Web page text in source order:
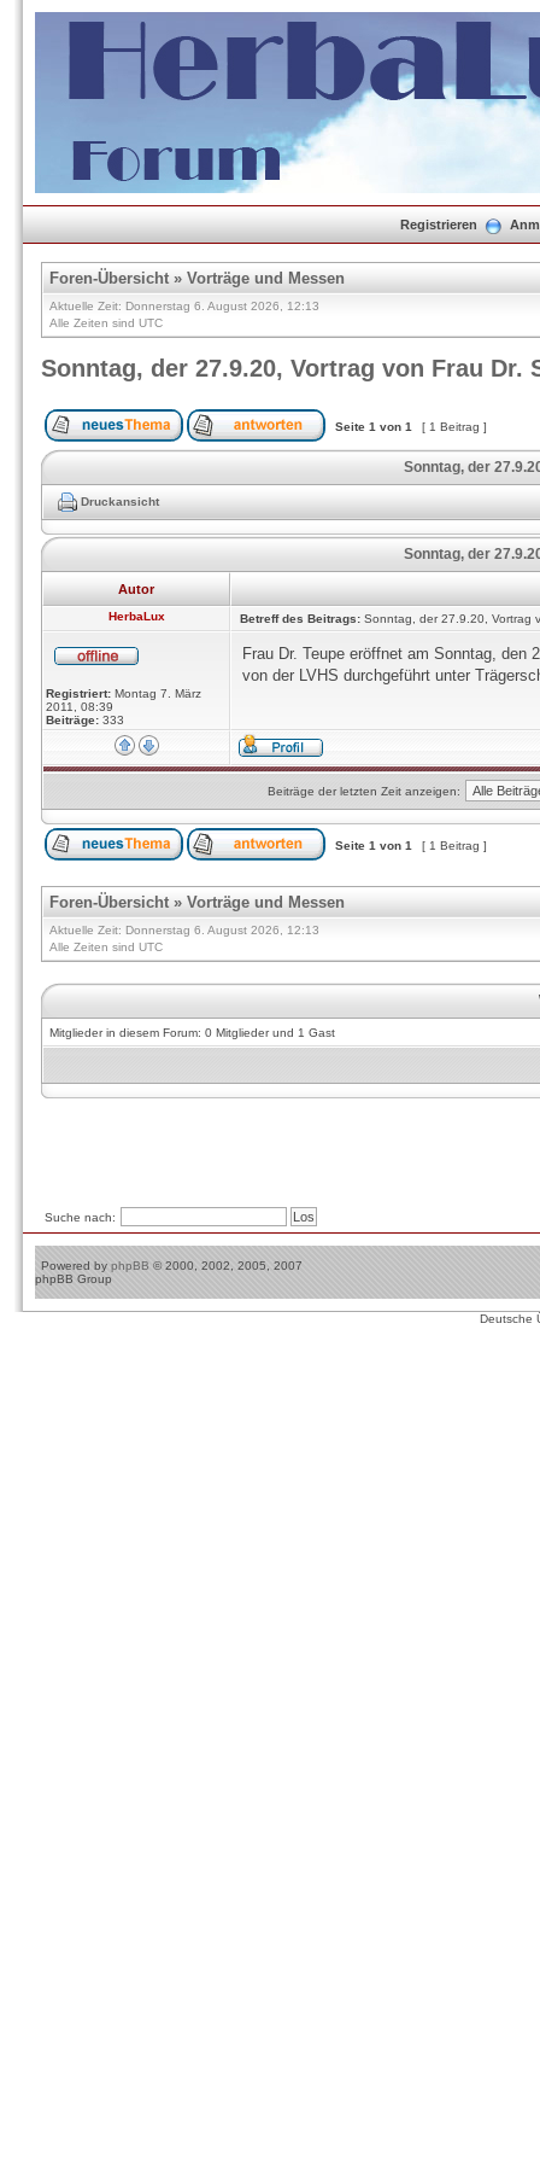
Registrieren
Foren-Übersicht» Vorträge und Messen
Aktuelle Zeit: Donnerstag 6. August 2026, 12:13
Alle Zeiten sind UTC
Sonntag, der 27.9.20, Vortrag von Frau Dr.
Seite 1 von 1 [ 1 Beitrag ]
Sonntag, der
Druckansicht
Sonntag, der
Autor
HerbaLux Betreff des Beitrags: Sonntag, der 27.9.20, Vortrag
Registriert: Montag 7. März
2011, 08:39
Beiträge: 333
Frau Dr. Teupe eröffnet am Sonntag,
von der LVHS durchgeführt unter
Beiträge der letzten Zeit anzeigen:
Seite 1 von 1 [ 1 Beitrag ]
Foren-Übersicht» Vorträge und Messen
Aktuelle Zeit: Donnerstag 6. August 2026, 12:13
Alle Zeiten sind UTC
Mitglieder in diesem Forum: 0 Mitglieder und 1 Gast
Suche nach:
Powered by phpBB © 2000, 2002, 2005, 2007
phpBB Group
Deutsche